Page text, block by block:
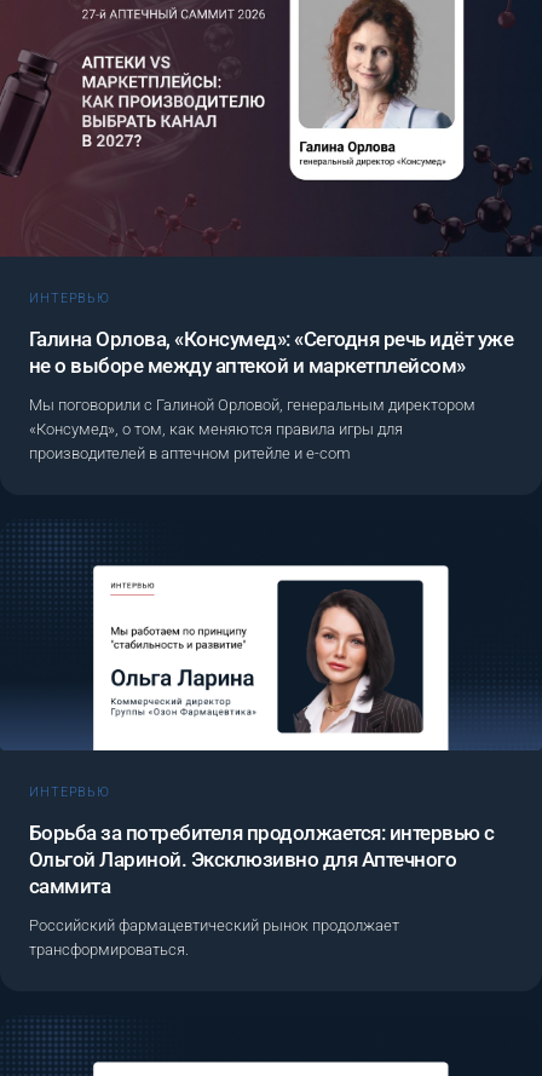
ИНТЕРВЬЮ
Галина Орлова, «Консумед»: «Сегодня речь идёт уже
не о выборе между аптекой и маркетплейсом»
Мы поговорили с Галиной Орловой, генеральным директором
«Консумед», о том, как меняются правила игры для
производителей в аптечном ритейле и e-com
ИНТЕРВЬЮ
Борьба за потребителя продолжается: интервью с
Ольгой Лариной. Эксклюзивно для Аптечного
саммита
Российский фармацевтический рынок продолжает
трансформироваться.